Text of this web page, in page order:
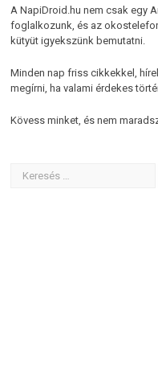
A NapiDroid.hu nem csak egy
foglalkozunk, és az
kütyüt igyekszünk bemutatni.
Minden nap friss cikkekkel,
megírni, ha valami érdekes
Kövess minket, és nem